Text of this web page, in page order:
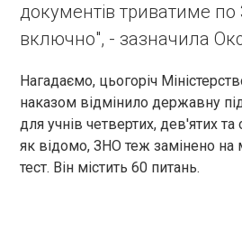
документів триватиме по
включно", - зазначила
Нагадаємо, цьогоріч
наказом відмінило державну
для учнів четвертих, дев'ятих та
як відомо, ЗНО теж замінено на
тест. Він містить 60 питань.